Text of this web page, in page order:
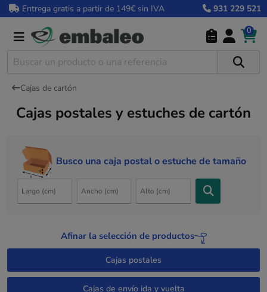
Entrega gratis a partir de 149€ sin IVA 931 229 521
0
Cajas de cartón
Cajas postales y estuches de cartón
Busco una caja postal o estuche de tamaño
Afinar la selección de productos
Cajas postales
Cajas de envío ida y vuelta